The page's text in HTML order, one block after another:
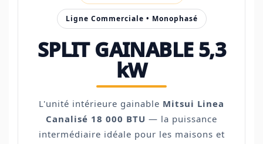
Ligne Commerciale • Monophasé
SPLIT GAINABLE 5,3
kW
L'unité intérieure gainable Mitsui Linea
Canalisé 18 000 BTU — la puissance
intermédiaire idéale pour les maisons et